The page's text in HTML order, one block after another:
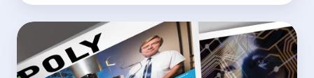
Design
montage